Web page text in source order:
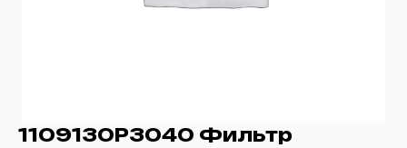
1109130P3040 Фильтр